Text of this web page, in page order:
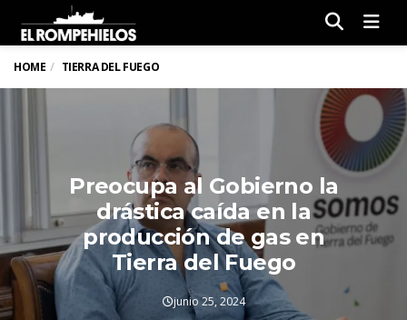
HOME TIERRA DEL FUEGO
Preocupa al Gobierno la
drástica caída en la
producción de gas en
Tierra del Fuego
junio 25, 2024